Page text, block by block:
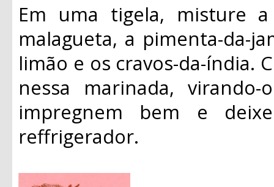
Em uma tigela, misture
malagueta, a pimenta-da-
limão e os cravos-da-índia.
nessa marinada,
impregnem bem e
reffrigerador.